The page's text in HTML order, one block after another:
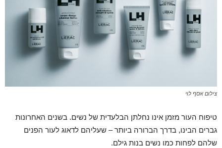
צילום אסף לוי
טיפוח העור מזמן אינו נחלתן הבלעדית של נשים. בשנים האחרונות
גברים הבינו, בדרך הברורה ביותר – שעליהם לדאוג לעור הפנים
שלהם לפחות כמו נשים בנות גילם.